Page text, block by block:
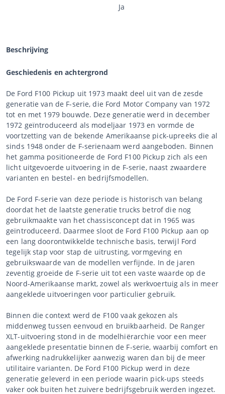
Ja
Beschrijving
Geschiedenis en achtergrond
De Ford F100 Pickup uit 1973 maakt deel uit van de zesde
generatie van de F-serie, die Ford Motor Company van 1972
tot en met 1979 bouwde. Deze generatie werd in december
1972 geïntroduceerd als modeljaar 1973 en vormde de
voortzetting van de bekende Amerikaanse pick-upreeks die al
sinds 1948 onder de F-serienaam werd aangeboden. Binnen
het gamma positioneerde de Ford F100 Pickup zich als een
licht uitgevoerde uitvoering in de F-serie, naast zwaardere
varianten en bestel- en bedrijfsmodellen.
De Ford F-serie van deze periode is historisch van belang
doordat het de laatste generatie trucks betrof die nog
gebruikmaakte van het chassisconcept dat in 1965 was
geïntroduceerd. Daarmee sloot de Ford F100 Pickup aan op
een lang doorontwikkelde technische basis, terwijl Ford
tegelijk stap voor stap de uitrusting, vormgeving en
gebruikswaarde van de modellen verfijnde. In de jaren
zeventig groeide de F-serie uit tot een vaste waarde op de
Noord-Amerikaanse markt, zowel als werkvoertuig als in meer
aangeklede uitvoeringen voor particulier gebruik.
Binnen die context werd de F100 vaak gekozen als
middenweg tussen eenvoud en bruikbaarheid. De Ranger
XLT-uitvoering stond in de modelhiërarchie voor een meer
aangeklede presentatie binnen de F-serie, waarbij comfort en
afwerking nadrukkelijker aanwezig waren dan bij de meer
utilitaire varianten. De Ford F100 Pickup werd in deze
generatie geleverd in een periode waarin pick-ups steeds
vaker ook buiten het zuivere bedrijfsgebruik werden ingezet.